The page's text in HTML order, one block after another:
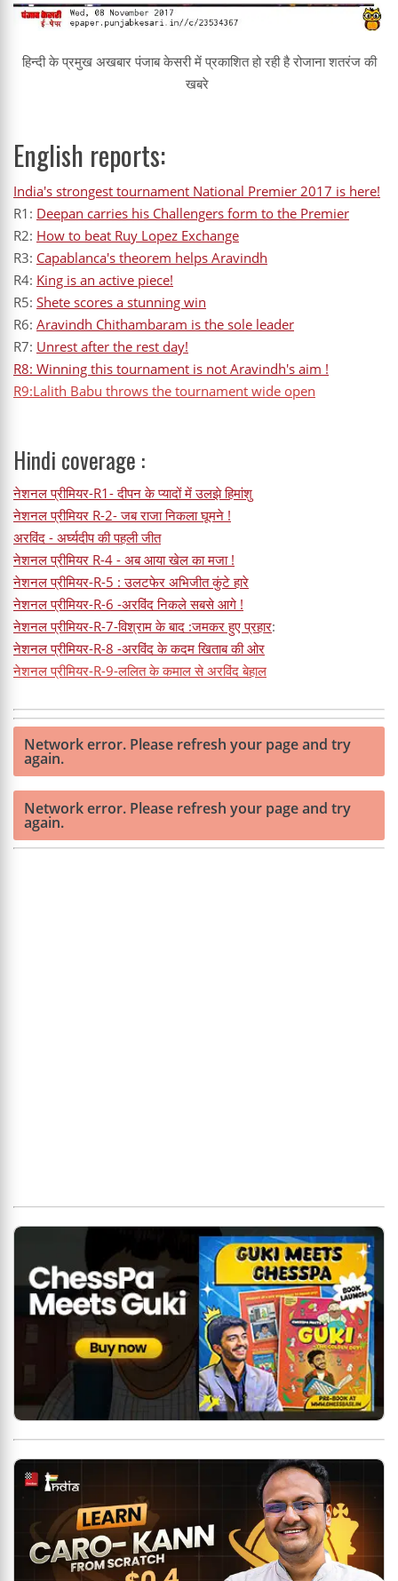
हिन्दी के प्रमुख अखबार पंजाब केसरी में प्रकाशित हो रही है रोजाना शतरंज की
खबरे
English reports:
India's strongest tournament National Premier 2017 is here!
R1: Deepan carries his Challengers form to the Premier
R2: How to beat Ruy Lopez Exchange
R3: Capablanca's theorem helps Aravindh
R4: King is an active piece!
R5: Shete scores a stunning win
R6: Aravindh Chithambaram is the sole leader
R7: Unrest after the rest day!
R8: Winning this tournament is not Aravindh's aim !
R9:Lalith Babu throws the tournament wide open
Hindi coverage :
नेशनल प्रीमियर-R1- दीपन के प्यादों में उलझे हिमांशु
नेशनल प्रीमियर R-2- जब राजा निकला घूमने !
अरविंद - अर्घ्यदीप की पहली जीत
नेशनल प्रीमियर R-4 - अब आया खेल का मजा !
नेशनल प्रीमियर-R-5 : उलटफेर अभिजीत कुंटे हारे
नेशनल प्रीमियर-R-6 -अरविंद निकले सबसे आगे !
नेशनल प्रीमियर-R-7-विश्राम के बाद :जमकर हुए प्रहार:
नेशनल प्रीमियर-R-8 -अरविंद के कदम खिताब की ओर
नेशनल प्रीमियर-R-9-ललित के कमाल से अरविंद बेहाल